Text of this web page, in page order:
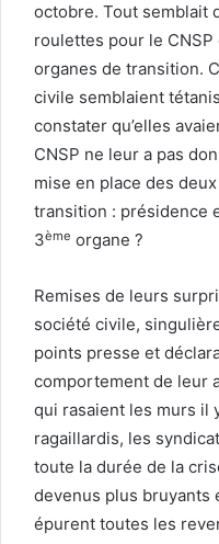
octobre. Tout semblait
roulettes pour le
organes de transition.
civile semblaient
constater qu’elles
CNSP ne leur a pas
mise en place des
transition : présidence
3ème organe ?
Remises de leurs
société civile,
points presse et
comportement de leur
qui rasaient les murs il
ragaillardis, les
toute la durée de la
devenus plus bruyants
épurent toutes les